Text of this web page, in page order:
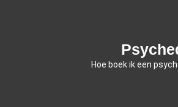
Hoe boek ik een